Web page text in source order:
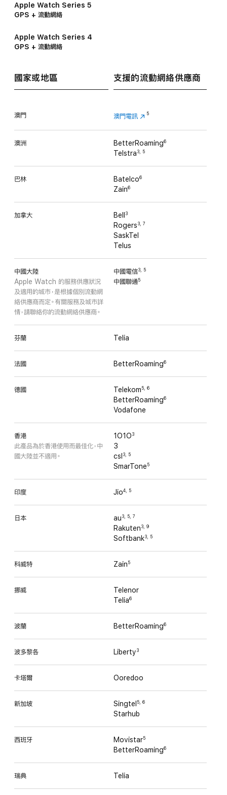
Apple Watch Series 5
GPS + 流動網絡
Apple Watch Series 4
GPS + 流動網絡
國家或地區 支援的流動網絡供應商
澳門 澳門電訊 5
澳洲 BetterRoaming6
Telstra 3 5
巴林 Batelco6
Zain6
加拿大 Bell 3
Rogers 3 7
SaskTel
Telus
中國大陸
Apple Watch 的服務供應狀況
及適用的城市，是根據個別流動網
絡供應商而定。有關服務及城市詳
情，請聯絡你的流動網絡供應商。
中國電信3 5
中國聯通5
芬蘭 Telia
法國 BetterRoaming6
德國 Telekom 5 6
BetterRoaming6
Vodafone
香港
此產品為於香港使用而最佳化，中
國大陸並不適用。
1O1O 3
3
csl
3 5
SmarTone 5
印度 Jio4 5
日本 au 3 5 7
Rakuten 3 9
Softbank3 5
科威特 Zain 5
挪威
Telenor
Telia6
波蘭 BetterRoaming6
波多黎各 Liberty 3
卡塔爾 Ooredoo
新加坡 Singtel 5 6
Starhub
西班牙 Movistar5
BetterRoaming6
瑞典 Telia